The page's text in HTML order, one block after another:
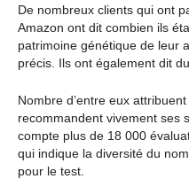
De nombreux clients qui ont
Amazon ont dit combien ils
patrimoine génétique de leur
précis. Ils ont également dit
Nombre d’entre eux
recommandent vivement ses
compte plus de 18 000
qui indique la diversité du
pour le test.